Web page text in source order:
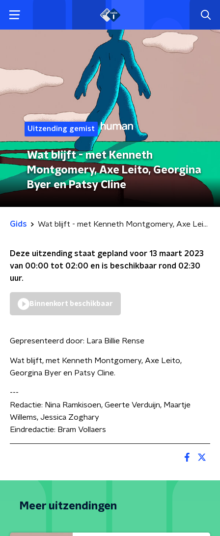
Uitzending gemist
Wat blijft - met Kenneth
Montgomery, Axe Leito, Georgina
Byer en Patsy Cline
Gids Wat blijft - met Kenneth Montgomery, Axe Leito, Georgina Byer en Patsy Cline
Deze uitzending staat gepland voor 13 maart 2023
van 00:00 tot 02:00 en is beschikbaar rond 02:30
uur.
Binnenkort beschikbaar
Gepresenteerd door: Lara Billie Rense
Wat blijft, met Kenneth Montgomery, Axe Leito,
Georgina Byer en Patsy Cline.
---
Redactie: Nina Ramkisoen, Geerte Verduijn, Maartje
Willems, Jessica Zoghary
Eindredactie: Bram Vollaers
Meer uitzendingen